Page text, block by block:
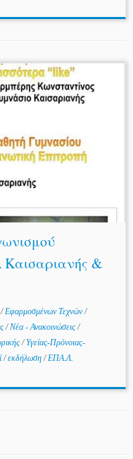
&
/Εφαρμοσμένων Τεχνών/
/Νέα - Ανακοινώσεις/
/Υγείας-Πρόνοιας-
/εκδήλωση/ΕΠΑ.Λ.